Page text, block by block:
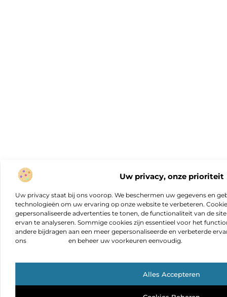
Uw privacy, onze prioriteit
Uw privacy staat bij ons voorop. We beschermen uw gegevens en
technologieën om uw ervaring op onze website te verbeteren.
gepersonaliseerde advertenties te tonen, de functionaliteit van de
ervan te analyseren. Sommige cookies zijn essentieel voor het
andere bijdragen aan een meer gepersonaliseerde en verbeterde
ons
en beheer uw voorkeuren eenvoudig.
Alles Accepteren